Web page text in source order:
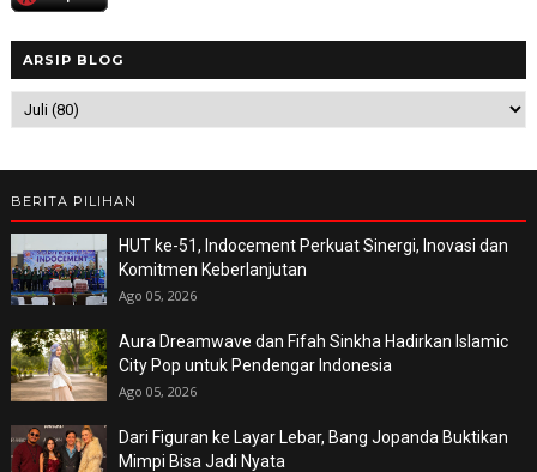
ARSIP BLOG
BERITA PILIHAN
HUT ke-51, Indocement Perkuat Sinergi, Inovasi dan
Komitmen Keberlanjutan
Ago 05, 2026
Aura Dreamwave dan Fifah Sinkha Hadirkan Islamic
City Pop untuk Pendengar Indonesia
Ago 05, 2026
Dari Figuran ke Layar Lebar, Bang Jopanda Buktikan
Mimpi Bisa Jadi Nyata